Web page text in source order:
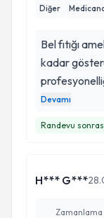
Diğer
Bel fıtığı
kadar
gönülden
üreten
Devamı
Randevu
H*** G***
Zamanlama